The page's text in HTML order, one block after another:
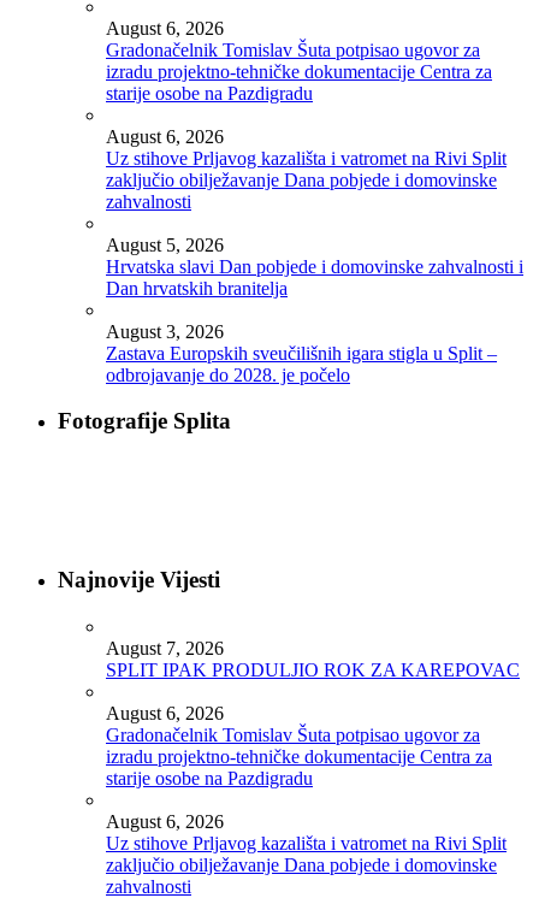
August 6, 2026
Gradonačelnik Tomislav Šuta potpisao ugovor za
izradu projektno-tehničke dokumentacije Centra za
starije osobe na Pazdigradu
August 6, 2026
Uz stihove Prljavog kazališta i vatromet na Rivi Split
zaključio obilježavanje Dana pobjede i domovinske
zahvalnosti
August 5, 2026
Hrvatska slavi Dan pobjede i domovinske zahvalnosti i
Dan hrvatskih branitelja
August 3, 2026
Zastava Europskih sveučilišnih igara stigla u Split –
odbrojavanje do 2028. je počelo
Fotografije Splita
Najnovije Vijesti
August 7, 2026
SPLIT IPAK PRODULJIO ROK ZA KAREPOVAC
August 6, 2026
Gradonačelnik Tomislav Šuta potpisao ugovor za
izradu projektno-tehničke dokumentacije Centra za
starije osobe na Pazdigradu
August 6, 2026
Uz stihove Prljavog kazališta i vatromet na Rivi Split
zaključio obilježavanje Dana pobjede i domovinske
zahvalnosti